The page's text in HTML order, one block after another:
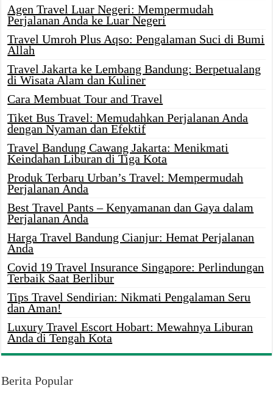
Agen Travel Luar Negeri: Mempermudah
Perjalanan Anda ke Luar Negeri
Travel Umroh Plus Aqso: Pengalaman Suci di Bumi
Allah
Travel Jakarta ke Lembang Bandung: Berpetualang
di Wisata Alam dan Kuliner
Cara Membuat Tour and Travel
Tiket Bus Travel: Memudahkan Perjalanan Anda
dengan Nyaman dan Efektif
Travel Bandung Cawang Jakarta: Menikmati
Keindahan Liburan di Tiga Kota
Produk Terbaru Urban’s Travel: Mempermudah
Perjalanan Anda
Best Travel Pants – Kenyamanan dan Gaya dalam
Perjalanan Anda
Harga Travel Bandung Cianjur: Hemat Perjalanan
Anda
Covid 19 Travel Insurance Singapore: Perlindungan
Terbaik Saat Berlibur
Tips Travel Sendirian: Nikmati Pengalaman Seru
dan Aman!
Luxury Travel Escort Hobart: Mewahnya Liburan
Anda di Tengah Kota
Berita Popular